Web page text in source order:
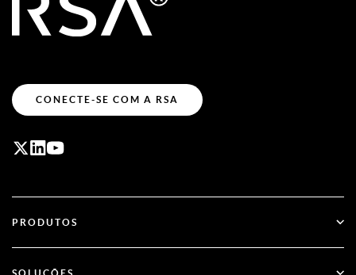
CONECTE-SE COM A RSA
PRODUTOS
SOLUÇÕES